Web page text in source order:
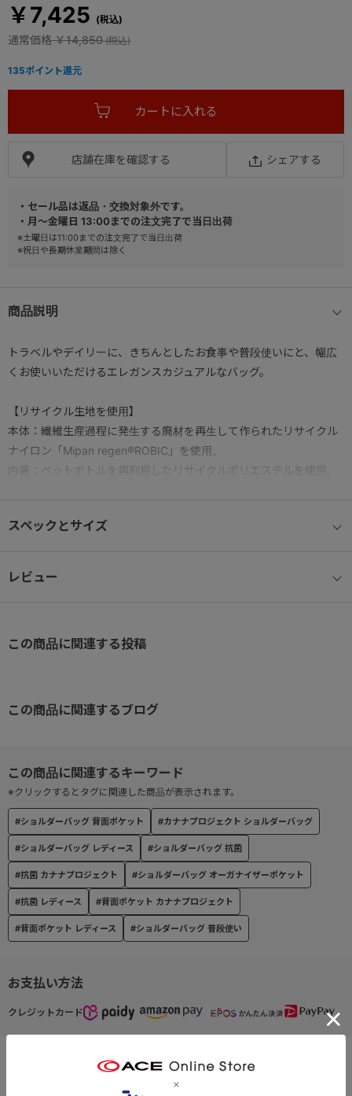
・セール品は返品・交換対象外です。
・月～金曜日 13:00までの注文完了で当日出荷
※土曜日は11:00までの注文完了で当日出荷
※祝日や長期休業期間は除く
￥7,425
通常価格￥14,850
商品説明
トラベルやデイリーに、きちんとしたお食事や普段使いにと、幅広
くお使いいただけるエレガンスカジュアルなバッグ。
【リサイクル生地を使用】
本体：繊維生産過程に発生する廃材を再生して作られたリサイクル
ナイロン「Mipan regen®ROBIC」を使用。
内装：ペットボトルを再利用したリサイクルポリエステルを使用。
抗ウィルス・抗菌加工を施したポケットを搭載しています。
【オーガナイザーポケット】
【背面ポケット】
より上品なデザインに仕上げています。
旅先でハッピーが生まれますように。そして元気で帰ってきますよ
うに。
そんな願いを込めてお守りをつけました。
スペックとサイズ
レビュー
お支払い方法
クレジットカード
この商品について問い合わせる
#ショルダーバッグ 背面ポケット #カナナプロジェクト ショルダーバッグ
#ショルダーバッグ レディース #ショルダーバッグ 抗菌
#抗菌 カナナプロジェクト #ショルダーバッグ オーガナイザーポケット
#抗菌 レディース #背面ポケット カナナプロジェクト
#背面ポケット レディース #ショルダーバッグ 普段使い
※クリックするとタグに関連した商品が表示されます。
店舗在庫を確認する シェアする
この商品に関連する投稿
この商品に関連するブログ
135ポイント還元